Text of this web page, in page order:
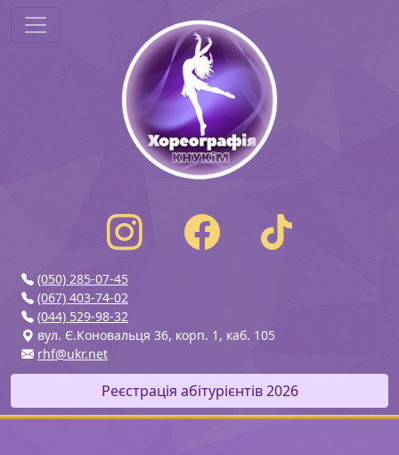
(050) 285-07-45
(067) 403-74-02
(044) 529-98-32
вул. Є.Коновальця 36, корп. 1, каб. 105
rhf@ukr.net
Реєстрація абітурієнтів 2026